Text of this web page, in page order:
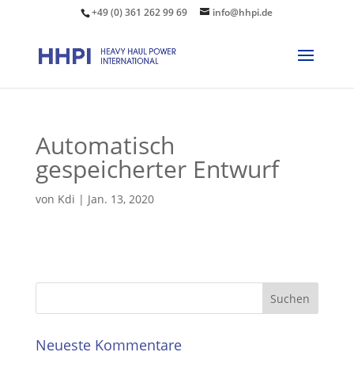
+49 (0) 361 262 99 69 info@hhpi.de
Automatisch
gespeicherter Entwurf
von Kdi | Jan. 13, 2020
Neueste Kommentare